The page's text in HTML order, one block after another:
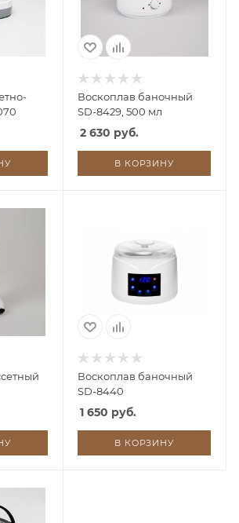
Воскоплав баночный
SD-8429, 500 мл
2 630 руб.
В КОРЗИНУ
Воскоплав баночный
SD-8440
1 650 руб.
В КОРЗИНУ